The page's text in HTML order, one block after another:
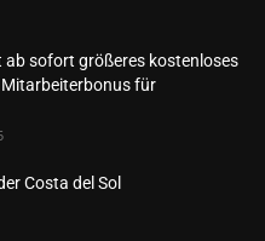
ab sofort größeres kostenloses
für
Costa del Sol